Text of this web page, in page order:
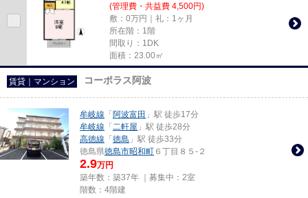
(管理費・共益費 4,500円)
敷：0万円｜礼：1ヶ月
所在階：1階
間取り：1DK
面積：23.00㎡
賃貸｜マンション コーポラス阿波
牟岐線 「 阿波富田 」駅 徒歩17分
牟岐線 「 二軒屋 」駅 徒歩28分
高徳線 「 徳島 」駅 徒歩33分
徳島県徳島市昭和町 ６丁目８５-２
2.9万円
築年数：築37年 ｜募集中： 2室
階数：4階建